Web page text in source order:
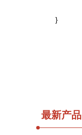
}
最新产品